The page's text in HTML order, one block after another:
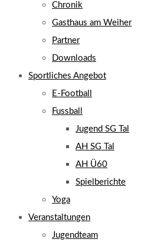
Chronik
Gasthaus am Weiher
Partner
Downloads
Sportliches Angebot
E-Football
Fussball
Jugend SG Tal
AH SG Tal
AH Ü60
Spielberichte
Yoga
Veranstaltungen
Jugendteam